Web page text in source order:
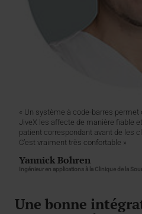
« Un système à code-barres
JiveX les affecte de manière fiable
patient correspondant avant de les
C’est vraiment très confortable »
Yannick Bohren
Ingénieur en applications à la Clinique de la
Une bonne